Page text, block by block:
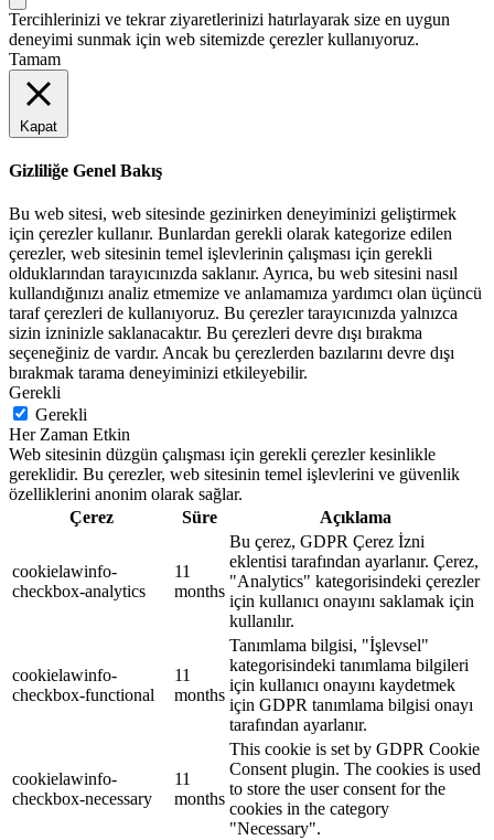
Tercihlerinizi ve tekrar ziyaretlerinizi hatırlayarak size en uygun
deneyimi sunmak için web sitemizde çerezler kullanıyoruz.
Tamam
Kapat
Gizliliğe Genel Bakış
Bu web sitesi, web sitesinde gezinirken deneyiminizi geliştirmek
için çerezler kullanır. Bunlardan gerekli olarak kategorize edilen
çerezler, web sitesinin temel işlevlerinin çalışması için gerekli
olduklarından tarayıcınızda saklanır. Ayrıca, bu web sitesini nasıl
kullandığınızı analiz etmemize ve anlamamıza yardımcı olan üçüncü
taraf çerezleri de kullanıyoruz. Bu çerezler tarayıcınızda yalnızca
sizin izninizle saklanacaktır. Bu çerezleri devre dışı bırakma
seçeneğiniz de vardır. Ancak bu çerezlerden bazılarını devre dışı
bırakmak tarama deneyiminizi etkileyebilir.
Gerekli
Gerekli
Her Zaman Etkin
Web sitesinin düzgün çalışması için gerekli çerezler kesinlikle
gereklidir. Bu çerezler, web sitesinin temel işlevlerini ve güvenlik
özelliklerini anonim olarak sağlar.
Çerez
Süre Açıklama
cookielawinfo-
checkbox-analytics
11
months
Bu çerez, GDPR Çerez İzni
eklentisi tarafından ayarlanır. Çerez,
"Analytics" kategorisindeki çerezler
için kullanıcı onayını saklamak için
kullanılır.
cookielawinfo-
checkbox-functional
11
months
Tanımlama bilgisi, "İşlevsel"
kategorisindeki tanımlama bilgileri
için kullanıcı onayını kaydetmek
için GDPR tanımlama bilgisi onayı
tarafından ayarlanır.
cookielawinfo-
checkbox-necessary
11
months
This cookie is set by GDPR Cookie
Consent plugin. The cookies is used
to store the user consent for the
cookies in the category
"Necessary".